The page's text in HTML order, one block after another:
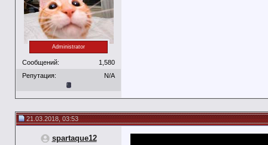
Administrator
Сообщений:
1,580
Репутация:
N/A
21.03.2018, 03:53
spartaque12